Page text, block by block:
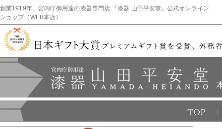
創業1919年。宮内庁御用達の漆器専門店 『漆器 山田平安堂』公式オンライン
ショップ（WEB本店）